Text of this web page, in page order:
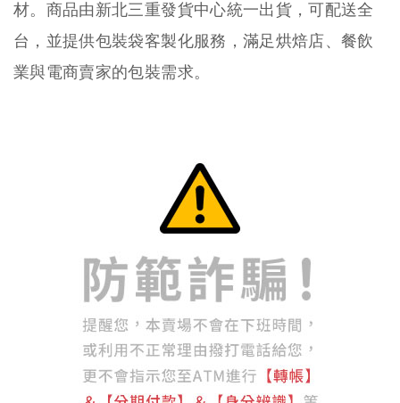
材。商品由新北三重發貨中心統一出貨，可配送全
台，並提供包裝袋客製化服務，滿足烘焙店、餐飲
業與電商賣家的包裝需求。